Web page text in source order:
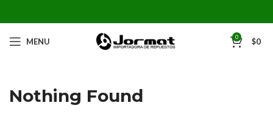
MENU 0 $0
Nothing Found